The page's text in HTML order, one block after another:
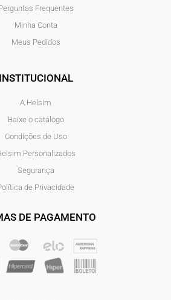
Frequentes
Minha Conta
Meus Pedidos
INSTITUCIONAL
A Helsim
Baixe o catálogo
Condições de Uso
Personalizados
Segurança
de Privacidade
DE PAGAMENTO